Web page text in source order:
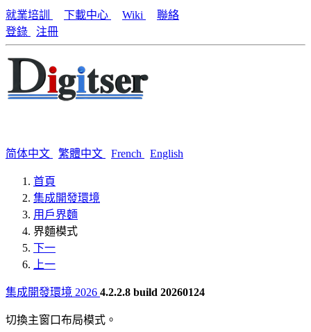
就業培訓 下載中心 Wiki
聯絡
登錄
注冊
简体中文 繁體中文 French English
首頁
集成開發環境
用戶界麵
界麵模式
下一
上一
集成開發環境 2026 4.2.2.8 build 20260124
切換主窗口布局模式。